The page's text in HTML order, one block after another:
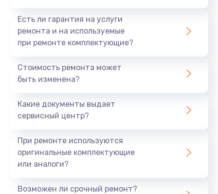
Есть ли гарантия на услуги
ремонта и на используемые
при ремонте комплектующие?
Стоимость ремонта может
быть изменена?
Какие документы выдает
сервисный центр?
При ремонте используются
оригинальные комплектующие
или аналоги?
Возможен ли срочный ремонт?